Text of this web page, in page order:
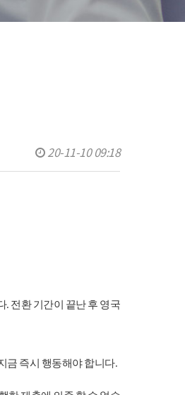
20-11-10 09:18
. 전환 기간이 끝난 후 영국
금 즉시 행동해야 합니다.